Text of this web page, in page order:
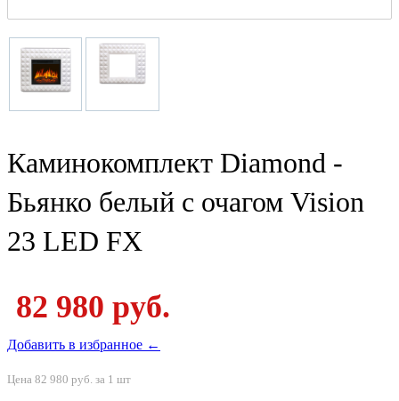
Каминокомплект Diamond -
Бьянко белый с очагом Vision
23 LED FX
82 980 руб.
Добавить в избранное ←
Цена 82 980 руб. за 1 шт